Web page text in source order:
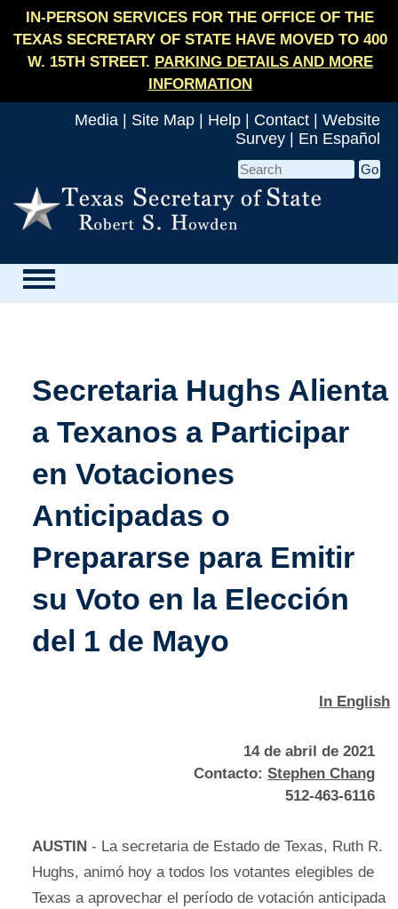
IN-PERSON SERVICES FOR THE OFFICE OF THE
TEXAS SECRETARY OF STATE HAVE MOVED TO 400
W. 15TH STREET. PARKING DETAILS AND MORE
INFORMATION
Media Site Map Help Contact
Website
Survey
En Español
Secretaria Hughs Alienta
a Texanos a Participar
en Votaciones
Anticipadas o
Prepararse para Emitir
su Voto en la Elección
del 1 de Mayo
In English
14 de abril de 2021
Contacto: Stephen Chang
512-463-6116
AUSTIN - La secretaria de Estado de Texas, Ruth R.
Hughs, animó hoy a todos los votantes elegibles de
Texas a aprovechar el período de votación anticipada